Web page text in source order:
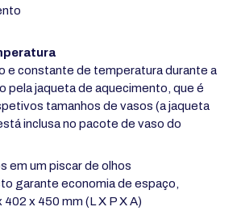
e constante de temperatura durante a
pela jaqueta de aquecimento, que é
tamanhos de vasos (a jaqueta
inclusa no pacote de vaso do
em um piscar de olhos
garante economia de espaço,
x 450 mm (L X P X A)